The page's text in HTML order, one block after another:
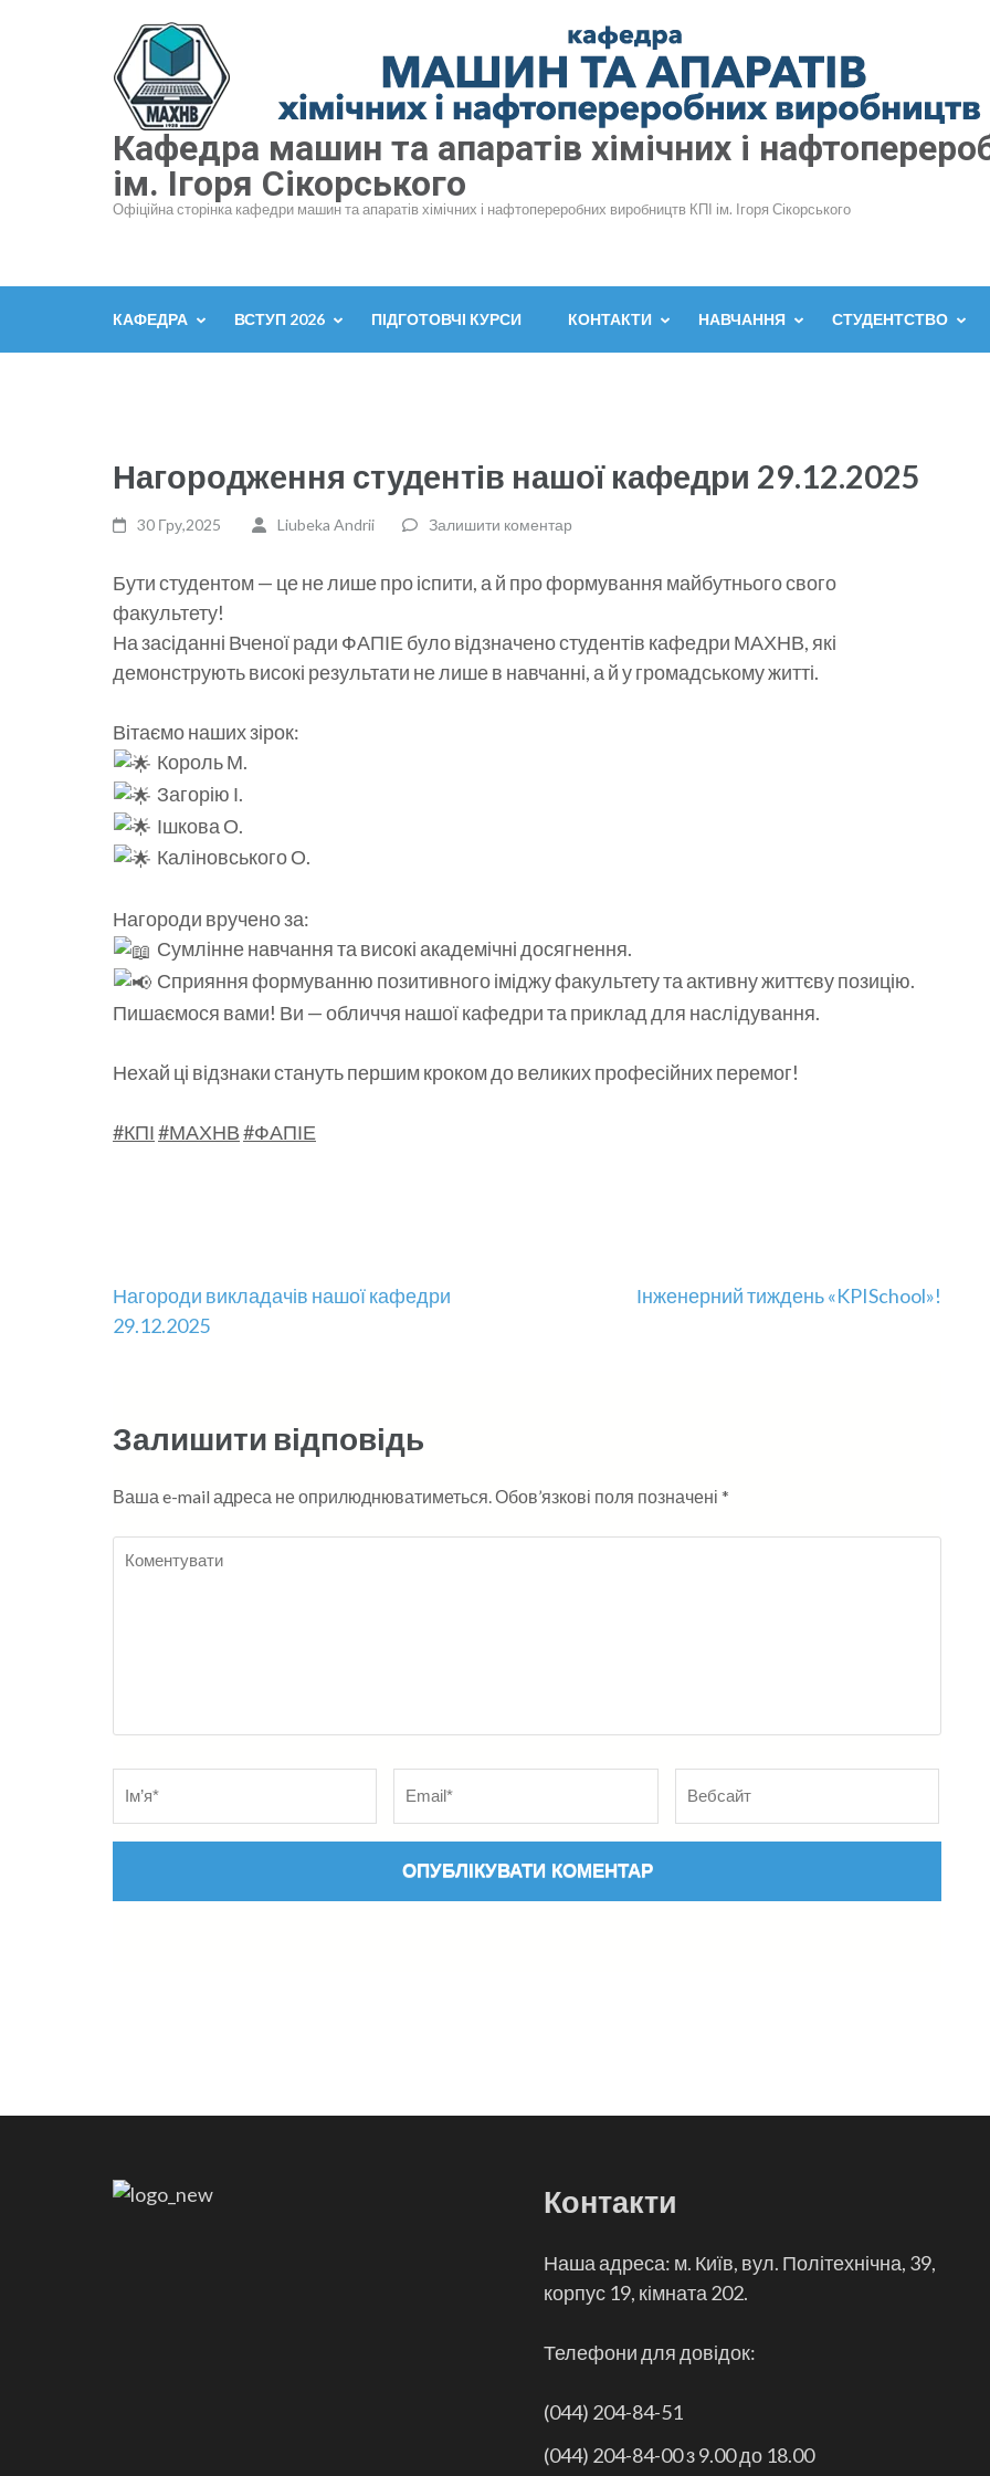
Кафедра машин та апаратів хімічних і
ім. Ігоря Сікорського
Офіційна сторінка кафедри машин та апаратів хімічних і нафтопереробних виробництв КПІ ім. Ігоря Сікорського
КАФЕДРА ВСТУП 2026 ПІДГОТОВЧІ КУРСИ КОНТАКТИ НАВЧАННЯ СТУДЕНТСТВО
Нагородження студентів нашої кафедри 29.12.2025
30 Гру,2025 Liubeka Andrii Залишити коментар
Бути студентом — це не лише про іспити, а й про формування майбутнього свого
факультету!
На засіданні Вченої ради ФАПІЕ було відзначено студентів кафедри МАХНВ, які
демонструють високі результати не лише в навчанні, а й у громадському житті.
​Вітаємо наших зірок:
Король М.
Загорію І.
Ішкова О.
Каліновського О.
​Нагороди вручено за:
Сумлінне навчання та високі академічні досягнення.
Сприяння формуванню позитивного іміджу факультету та активну життєву позицію.
​Пишаємося вами! Ви — обличчя нашої кафедри та приклад для наслідування.
Нехай ці відзнаки стануть першим кроком до великих професійних перемог!
#КПІ#МАХНВ#ФАПІЕ
Навігація
записів
Нагороди викладачів нашої кафедри
29.12.2025
Інженерний тиждень «KPISchool»!
Залишити відповідь
Ваша e-mail адреса не оприлюднюватиметься. Обов’язкові поля позначені *
адреса
Контакти
Наша адреса: м. Київ, вул. Політехнічна, 39,
корпус 19, кімната 202.
Телефони для довідок:
(044) 204-84-51
(044) 204-84-00 з 9.00 до 18.00